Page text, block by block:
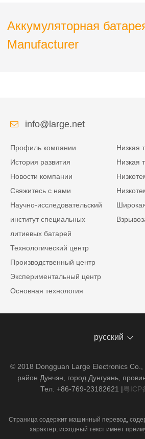
Аккумуляторная
Manufacturer
info@large.net
Профиль компании
История развития
Новости компании
Свяжитесь с нами
Научно-исследовательский
институт специальных
литиевых батарей
Технологический центр
Производственный центр
Экспериментальный центр
Основная технология
Низкая
Низкая
русский
© 2018 Dongguan Large Electronics
район Дунчэн, город Дунгуань,
Тел. +86-769-23182621 |粤ICP
Страница содержит машинный перевод,
характер, исходный текст имеет